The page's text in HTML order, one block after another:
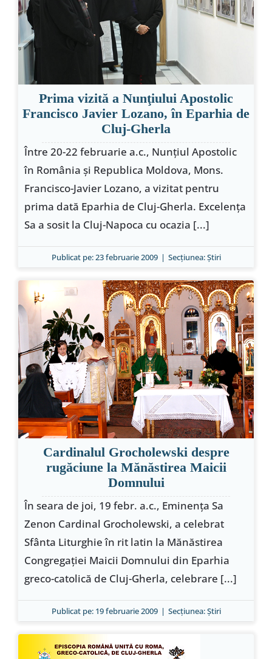
Special
Prima vizită a Nunţiului Apostolic
Francisco Javier Lozano, în Eparhia de
Cluj-Gherla
Între 20-22 februarie a.c., Nunţiul Apostolic
în România şi Republica Moldova, Mons.
Francisco-Javier Lozano, a vizitat pentru
prima dată Eparhia de Cluj-Gherla. Excelenţa
Sa a sosit la Cluj-Napoca cu ocazia [...]
Publicat pe: 23 februarie 2009 | Secțiunea:Ştiri
Cardinalul Grocholewski despre
rugăciune la Mănăstirea Maicii
Domnului
În seara de joi, 19 febr. a.c., Eminenţa Sa
Zenon Cardinal Grocholewski, a celebrat
Sfânta Liturghie în rit latin la Mănăstirea
Congregaţiei Maicii Domnului din Eparhia
greco-catolică de Cluj-Gherla, celebrare [...]
Publicat pe: 19 februarie 2009 | Secțiunea:Ştiri